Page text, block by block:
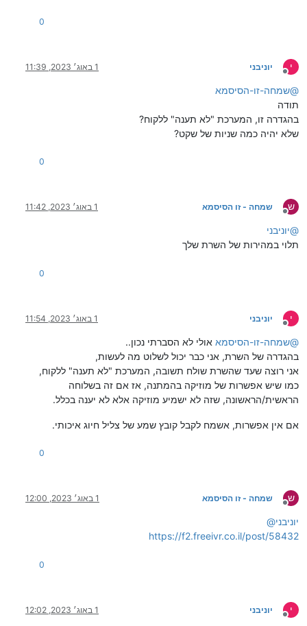
0
י
מנותק
יוניבני 1 באוג׳ 2023, 11:39
@שמחה-זו-הסיסמא
תודה
בהגדרה זו, המערכת "לא תענה" ללקוח?
שלא יהיה כמה שניות של שקט?
0
ש
מנותק
שמחה - זו הסיסמא 1 באוג׳ 2023, 11:42
@יוניבני
תלוי במהירות של השרת שלך
0
י
מנותק
יוניבני 1 באוג׳ 2023, 11:54
@שמחה-זו-הסיסמא אולי לא הסברתי נכון..
בהגדרה של השרת, אני כבר יכול לשלוט מה לעשות,
אני רוצה שעד שהשרת שולח תשובה, המערכת "לא תענה" ללקוח,
כמו שיש אפשרות של מוזיקה בהמתנה, אז אם זה בשלוחה
הראשית/הראשונה, שזה לא ישמיע מוזיקה אלא לא יענה בכלל.
אם אין אפשרות, אשמח לקבל קובץ שמע של צליל חיוג איכותי.
0
ש
מנותק
שמחה - זו הסיסמא 1 באוג׳ 2023, 12:00
@יוניבני
https://f2.freeivr.co.il/post/58432
0
י
מנותק
יוניבני 1 באוג׳ 2023, 12:02